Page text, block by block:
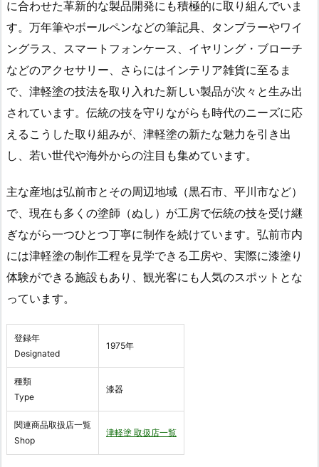
に合わせた革新的な製品開発にも積極的に取り組んでいま
す。万年筆やボールペンなどの筆記具、タンブラーやワイ
ングラス、スマートフォンケース、イヤリング・ブローチ
などのアクセサリー、さらにはインテリア雑貨に至るま
で、津軽塗の技法を取り入れた新しい製品が次々と生み出
されています。伝統の技を守りながらも時代のニーズに応
えるこうした取り組みが、津軽塗の新たな魅力を引き出
し、若い世代や海外からの注目も集めています。
主な産地は弘前市とその周辺地域（黒石市、平川市など）
で、現在も多くの塗師（ぬし）が工房で伝統の技を受け継
ぎながら一つひとつ丁寧に制作を続けています。弘前市内
には津軽塗の制作工程を見学できる工房や、実際に漆塗り
体験ができる施設もあり、観光客にも人気のスポットとな
っています。
登録年
Designated
1975年
種類
Type
漆器
関連商品取扱店一覧
Shop
津軽塗 取扱店一覧